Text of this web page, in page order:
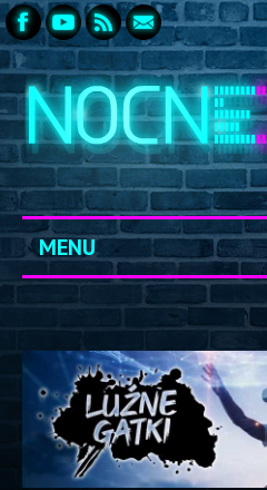
MENU
START
ARCHIWUM
KONTAKT
LOGOWANIE